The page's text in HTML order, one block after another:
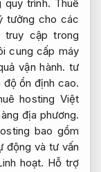
quy trình. Thuê
tưởng cho các
truy cập trong
cung cấp máy
vận hành. tư
độ ổn định cao.
hosting Việt
địa phương.
bao gồm
động và tư vấn
hoạt. Hỗ trợ